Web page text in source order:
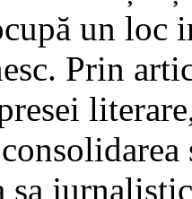
un
Prin
sa